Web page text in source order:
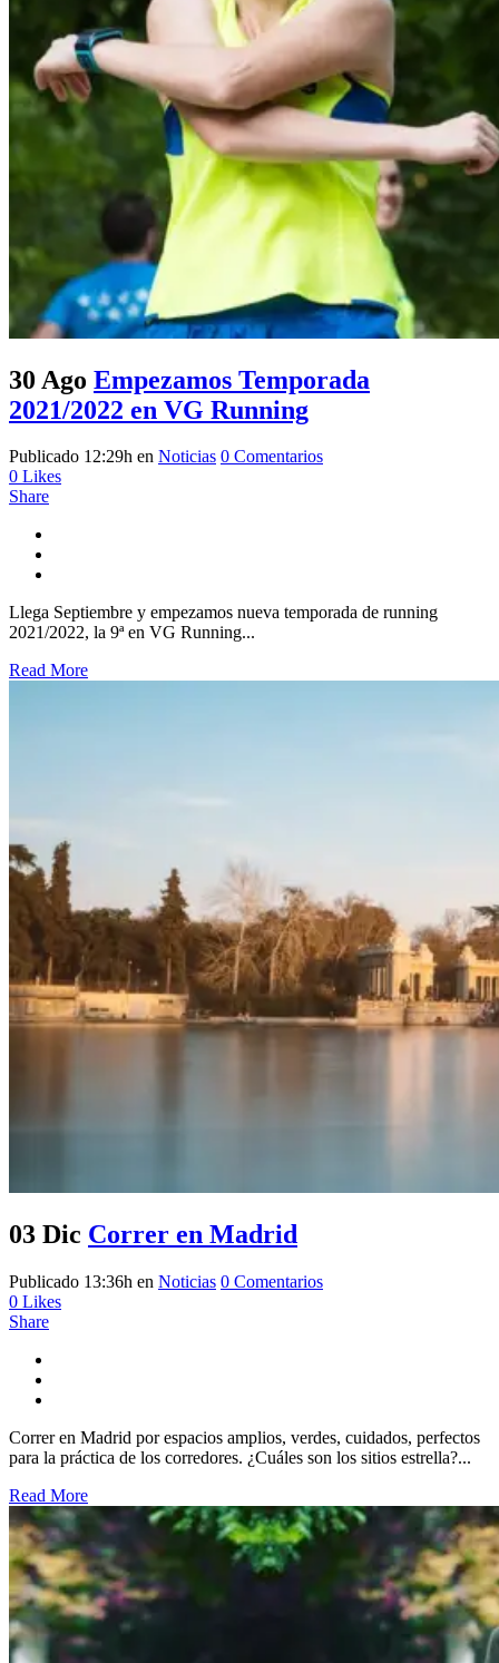
30 Ago Empezamos Temporada
2021/2022 en VG Running
Publicado 12:29h en Noticias 0 Comentarios
0 Likes
Share
Llega Septiembre y empezamos nueva temporada de running
2021/2022, la 9ª en VG Running...
Read More
03 Dic Correr en Madrid
Publicado 13:36h en Noticias 0 Comentarios
0 Likes
Share
Correr en Madrid por espacios amplios, verdes, cuidados, perfectos
para la práctica de los corredores. ¿Cuáles son los sitios estrella?...
Read More